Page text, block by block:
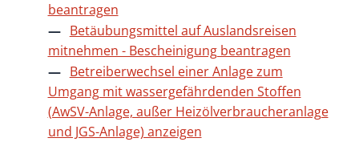
beantragen
Betäubungsmittel auf Auslandsreisen
mitnehmen - Bescheinigung beantragen
Betreiberwechsel einer Anlage zum
Umgang mit wassergefährdenden Stoffen
(AwSV-Anlage, außer Heizölverbraucheranlage
und JGS-Anlage) anzeigen